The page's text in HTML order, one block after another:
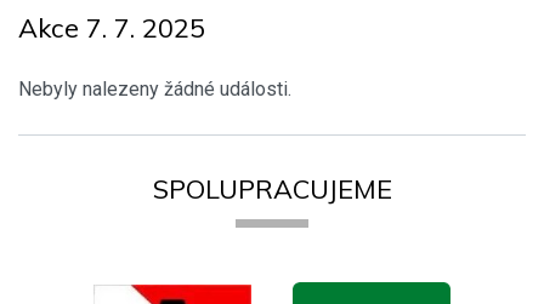
Akce 7. 7. 2025
Nebyly nalezeny žádné události.
SPOLUPRACUJEME